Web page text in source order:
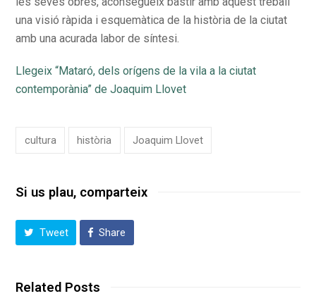
una visió ràpida i esquemàtica de la història de la ciutat
amb una acurada labor de síntesi.
Llegeix “Mataró, dels orígens de la vila a la ciutat
contemporània” de Joaquim Llovet
cultura història Joaquim Llovet
Si us plau, comparteix
Tweet Share
Related Posts